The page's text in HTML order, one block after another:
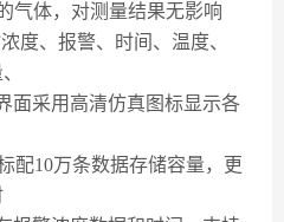
气体，对测量结果无影响
度、报警、时间、温度、
面采用高清仿真图标显示各
配10万条数据存储容量，更